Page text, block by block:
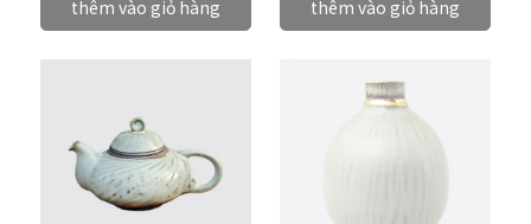
thêm vào giỏ hàng thêm vào giỏ hàng